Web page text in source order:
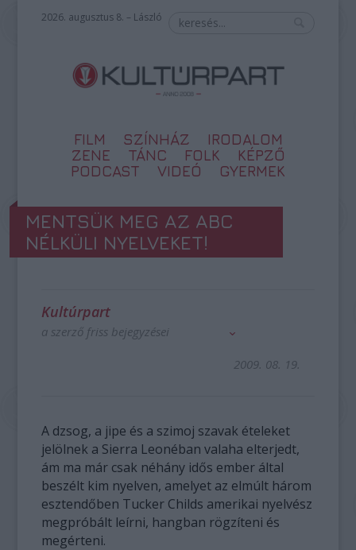
2026. augusztus 8. – László
FILM SZÍNHÁZ
IRODALOM
ZENE
TÁNC FOLK
KÉPZŐ
PODCAST
VIDEÓ GYERMEK
MENTSÜK MEG AZ ABC
NÉLKÜLI NYELVEKET!
Kultúrpart
a szerző friss bejegyzései
2009. 08. 19.
A dzsog, a jipe és a szimoj szavak ételeket
jelölnek a Sierra Leonéban valaha elterjedt,
ám ma már csak néhány idős ember által
beszélt kim nyelven, amelyet az elmúlt három
esztendőben Tucker Childs amerikai nyelvész
megpróbált leírni, hangban rögzíteni és
megérteni.